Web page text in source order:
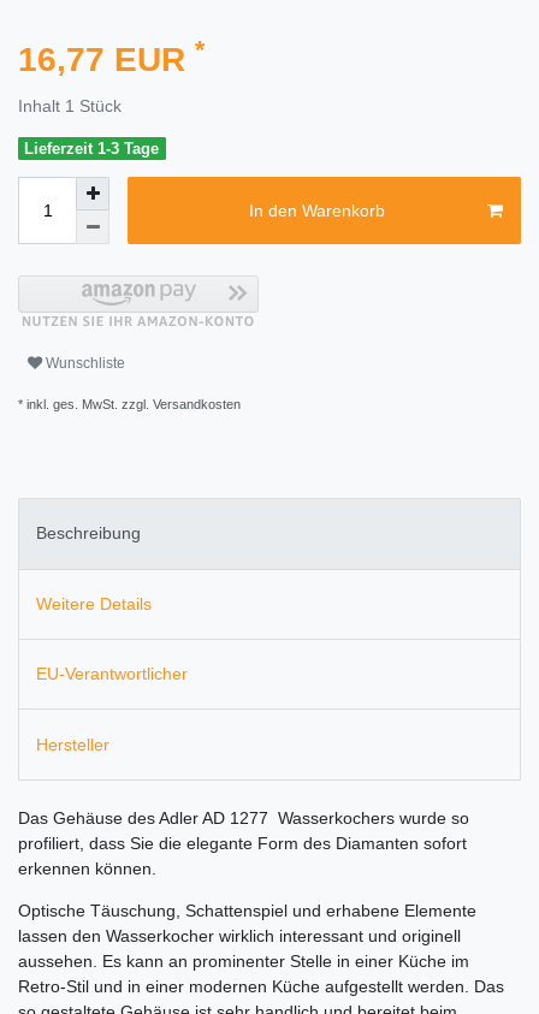
16,77 EUR *
Inhalt 1 Stück
Lieferzeit 1-3 Tage
In den Warenkorb
Wunschliste
* inkl. ges. MwSt. zzgl. Versandkosten
Beschreibung
Weitere Details
EU-Verantwortlicher
Hersteller
Das Gehäuse des Adler AD 1277 Wasserkochers wurde so
profiliert, dass Sie die elegante Form des Diamanten sofort
erkennen können.
Optische Täuschung, Schattenspiel und erhabene Elemente
lassen den Wasserkocher wirklich interessant und originell
aussehen. Es kann an prominenter Stelle in einer Küche im
Retro-Stil und in einer modernen Küche aufgestellt werden. Das